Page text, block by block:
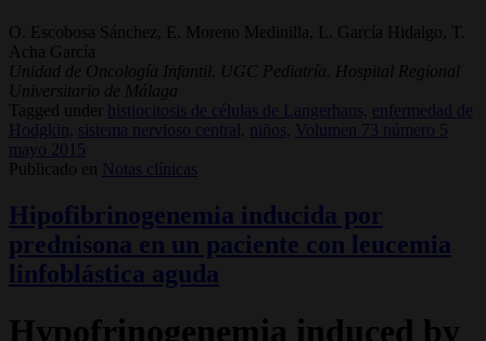
O. Escobosa Sánchez, E. Moreno Medinilla, L. García Hidalgo, T.
Acha García
Unidad de Oncología Infantil. UGC Pediatría. Hospital Regional
Universitario de Málaga
Tagged under
histiocitosis de células de Langerhans, enfermedad de
Hodgkin,
sistema nervioso central, niños,
Volumen 73 número 5
mayo 2015
Publicado en
Notas clínicas
Hipofibrinogenemia inducida por
prednisona en un paciente con leucemia
linfoblástica aguda
Hypofrinogenemia induced by